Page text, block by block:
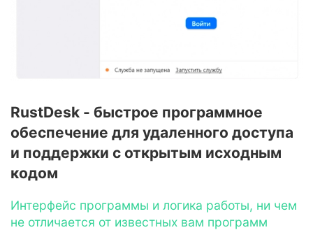
RustDesk - быстрое программное
обеспечение для удаленного доступа
и поддержки с открытым исходным
кодом
Интерфейс программы и логика работы, ни чем
не отличается от известных вам программ